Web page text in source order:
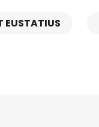
EUSTATIUS